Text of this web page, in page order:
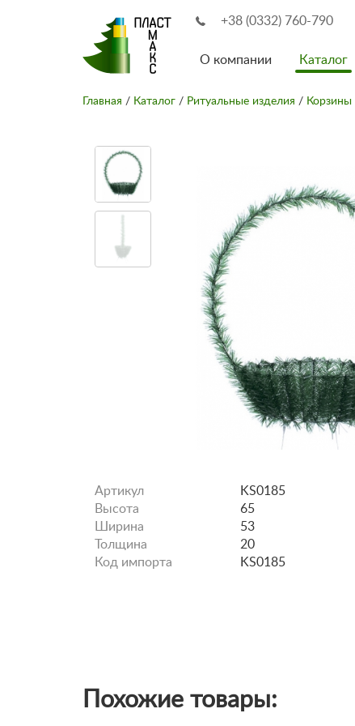
+38 (0332) 760-790
О компании Каталог
Главная / Каталог / Ритуальные изделия / Корзины
Артикул
KS0185
Высота
65
Ширина
53
Толщина
20
Код импорта
KS0185
Похожие товары: